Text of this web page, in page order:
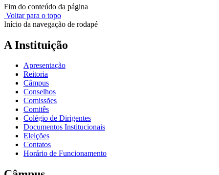
Fim do conteúdo da página
Voltar para o topo
Início da navegação de rodapé
A Instituição
Apresentação
Reitoria
Câmpus
Conselhos
Comissões
Comitês
Colégio de Dirigentes
Documentos Institucionais
Eleições
Contatos
Horário de Funcionamento